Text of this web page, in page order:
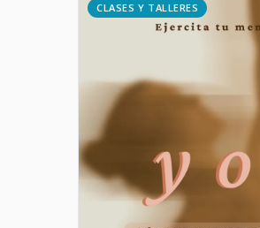
CLASES Y TALLERES